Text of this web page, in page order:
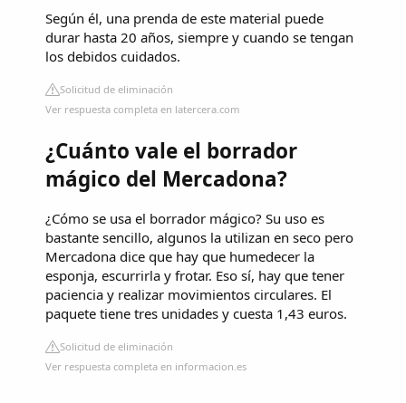
Según él, una prenda de este material puede
durar hasta 20 años, siempre y cuando se tengan
los debidos cuidados.
Solicitud de eliminación
Ver respuesta completa en latercera.com
¿Cuánto vale el borrador
mágico del Mercadona?
¿Cómo se usa el borrador mágico? Su uso es
bastante sencillo, algunos la utilizan en seco pero
Mercadona dice que hay que humedecer la
esponja, escurrirla y frotar. Eso sí, hay que tener
paciencia y realizar movimientos circulares. El
paquete tiene tres unidades y cuesta 1,43 euros.
Solicitud de eliminación
Ver respuesta completa en informacion.es